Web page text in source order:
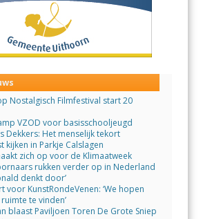
Nostalgisch Filmfestival start 20
VZOD voor basisschooljeugd
Dekkers: Het menselijk tekort
kijken in Parkje Calslagen
zich op voor de Klimaatweek
rukken verder op in Nederland
denkt door’
voor KunstRondeVenen: ‘We hopen
te vinden’
blaast Paviljoen Toren De Grote Sniep